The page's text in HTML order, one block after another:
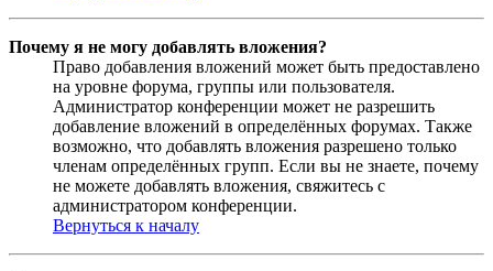
Почему я не могу добавлять вложения?
Право добавления вложений может быть предоставлено
на уровне форума, группы или пользователя.
Администратор конференции может не разрешить
добавление вложений в определённых форумах. Также
возможно, что добавлять вложения разрешено только
членам определённых групп. Если вы не знаете, почему
не можете добавлять вложения, свяжитесь с
администратором конференции.
Вернуться к началу